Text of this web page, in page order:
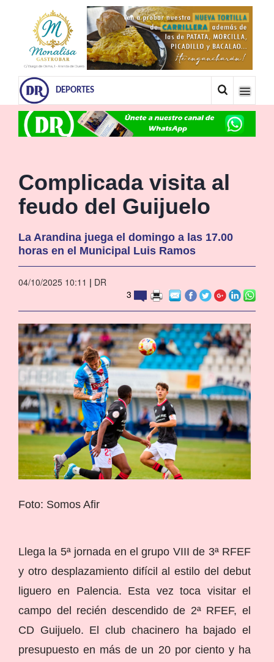
DEPORTES
Complicada visita al
feudo del Guijuelo
La Arandina juega el domingo a las 17.00
horas en el Municipal Luis Ramos
04/10/2025 10:11 | DR
3
Foto: Somos Afir
Llega la 5ª jornada en el grupo VIII de 3ª RFEF
y otro desplazamiento difícil al estilo del debut
liguero en Palencia. Esta vez toca visitar el
campo del recién descendido de 2ª RFEF, el
CD Guijuelo. El club chacinero ha bajado el
presupuesto en más de un 20 por ciento y ha